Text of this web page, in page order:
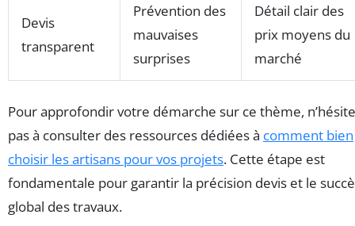
Devis
transparent
Prévention des
mauvaises
surprises
Détail clair des
prix moyens du
marché
Pour approfondir votre démarche sur ce thème,
pas à consulter des ressources dédiées à comment bien
choisir les artisans pour vos projets. Cette étape est
fondamentale pour garantir la précision devis et le
global des travaux.